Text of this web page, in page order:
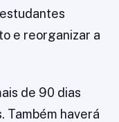
e reorganizar a
de 90 dias
Também haverá